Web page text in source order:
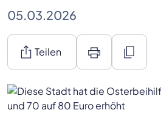
05.03.2026
ios_share Teilen print content_copy